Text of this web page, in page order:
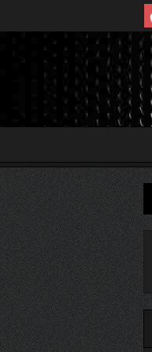
دكه‌ت كارتێن خو یێن ده‌نگدانێ